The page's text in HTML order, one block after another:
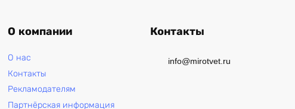
О компании
О нас
Контакты
Рекламодателям
Партнёрская информация
Контакты
info@mirotvet.ru